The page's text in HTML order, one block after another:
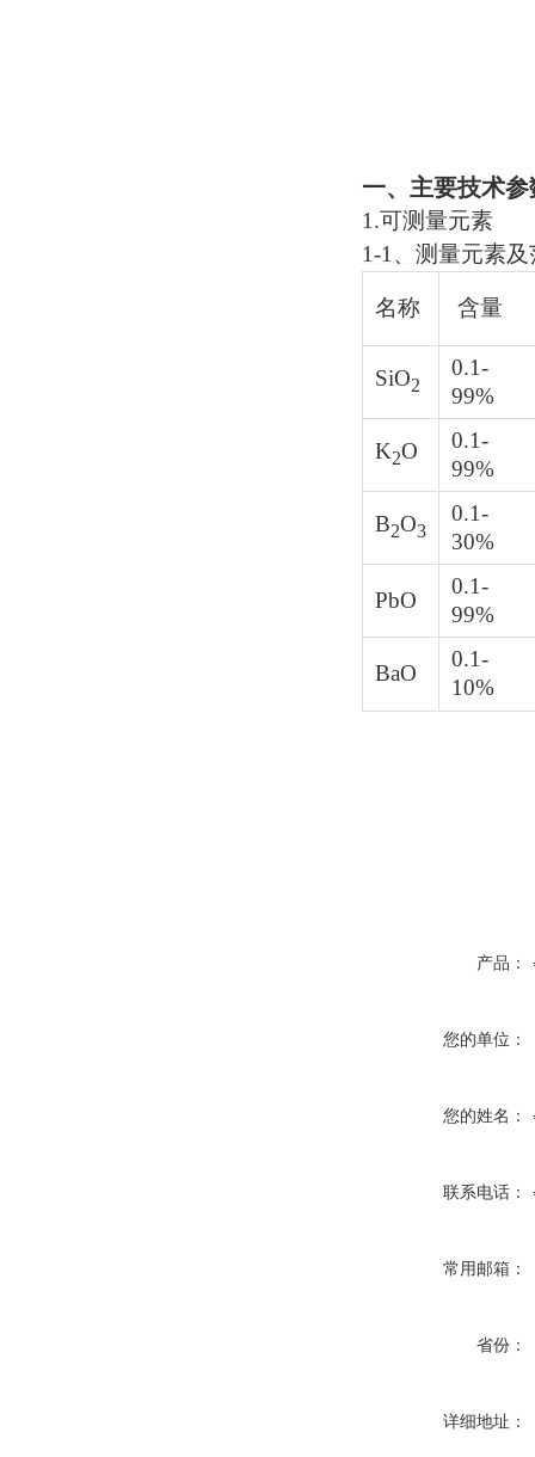
一、主要技术参
1.可测量元素
1-1、测量元素及
名称 含量
SiO2
0.1-
99%
K2O
0.1-
99%
B2O3
0.1-
30%
PbO
0.1-
99%
BaO
0.1-
10%
产品：
您的单位：
您的姓名：
联系电话：
常用邮箱：
省份：
详细地址：